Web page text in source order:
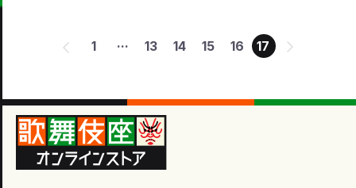
1 ... 13 14 15 16 17